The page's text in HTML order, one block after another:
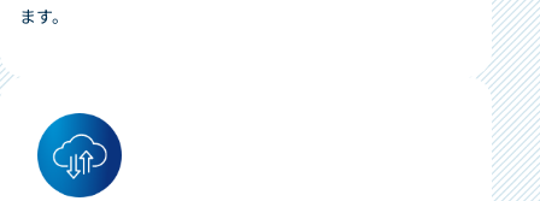
ます。